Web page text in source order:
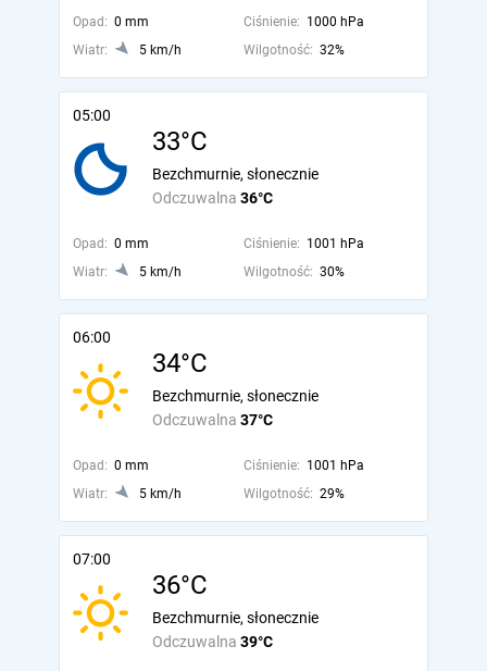
Opad: 0 mm Ciśnienie: 1000 hPa
Wiatr:
5 km/h Wilgotność: 32%
05:00
33°C
Odczuwalna 36°C
Bezchmurnie, słonecznie
Opad: 0 mm Ciśnienie: 1001 hPa
Wiatr:
5 km/h Wilgotność: 30%
06:00
34°C
Odczuwalna 37°C
Bezchmurnie, słonecznie
Opad: 0 mm Ciśnienie: 1001 hPa
Wiatr:
5 km/h Wilgotność: 29%
07:00
36°C
Odczuwalna 39°C
Bezchmurnie, słonecznie